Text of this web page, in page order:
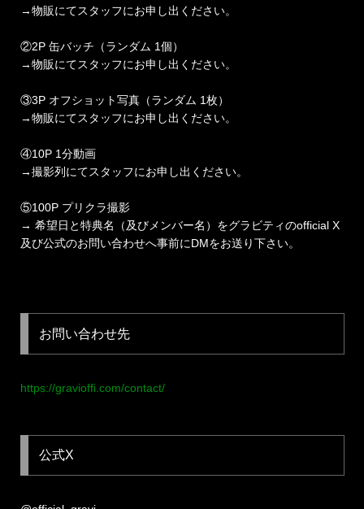
→物販にてスタッフにお申し出ください。
②2P 缶バッチ（ランダム 1個）
→物販にてスタッフにお申し出ください。
③3P オフショット写真（ランダム 1枚）
→物販にてスタッフにお申し出ください。
④10P 1分動画
→撮影列にてスタッフにお申し出ください。
⑤100P プリクラ撮影
→ 希望日と特典名（及びメンバー名）をグラビティのofficial X
及び公式のお問い合わせへ事前にDMをお送り下さい。
お問い合わせ先
https://gravioffi.com/contact/
公式X